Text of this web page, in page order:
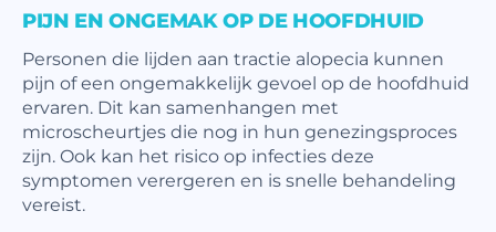
PIJN EN ONGEMAK OP DE HOOFDHUID
Personen die lijden aan tractie alopecia kunnen
pijn of een ongemakkelijk gevoel op de hoofdhuid
ervaren. Dit kan samenhangen met
microscheurtjes die nog in hun genezingsproces
zijn. Ook kan het risico op infecties deze
symptomen verergeren en is snelle behandeling
vereist.